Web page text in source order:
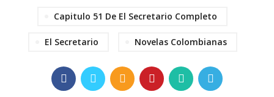
Capitulo 51 De El Secretario Completo
El Secretario Novelas Colombianas